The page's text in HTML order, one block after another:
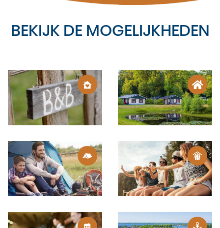
BEKIJK DE MOGELIJKHEDEN